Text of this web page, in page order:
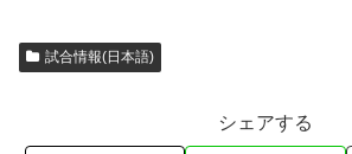
試合情報(日本語)
シェアする